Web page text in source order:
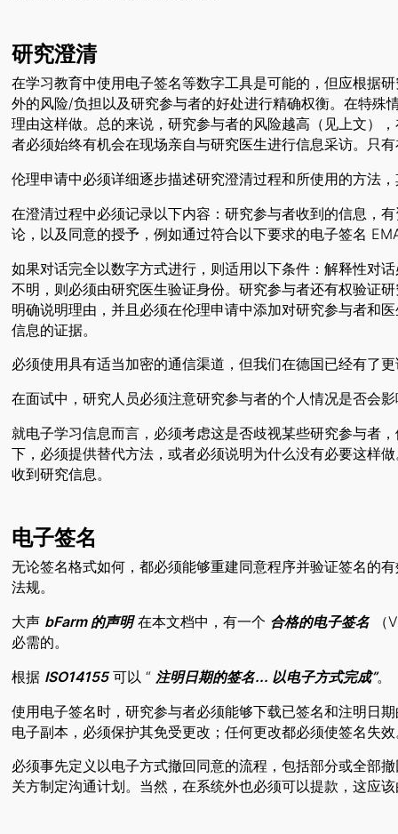
研究澄清
在学习教育中使用电子签名等数字工具是可能的，但应根据
外的风险/负担以及研究参与者的好处进行精确权衡。在特殊
理由这样做。总的来说，研究参与者的风险越高（见上文）
者必须始终有机会在现场亲自与研究医生进行信息采访。只
伦理申请中必须详细逐步描述研究澄清过程和所使用的方法
在澄清过程中必须记录以下内容：研究参与者收到的信息，
论，以及同意的授予，例如通过符合以下要求的电子签名
如果对话完全以数字方式进行，则适用以下条件：解释性对
不明，则必须由研究医生验证身份。研究参与者还有权验证
明确说明理由，并且必须在伦理申请中添加对研究参与者和
信息的证据。
必须使用具有适当加密的通信渠道，但我们在德国已经有了
在面试中，研究人员必须注意研究参与者的个人情况是否会
就电子学习信息而言，必须考虑这是否歧视某些研究参与者
下，必须提供替代方法，或者必须说明为什么没有必要这样
收到研究信息。
电子签名
无论签名格式如何，都必须能够重建同意程序并验证签名的
法规。
大声 bFarm 的声明在本文档中，有一个 合格的电子签名（
必需的。
根据 ISO14155可以 “ 注明日期的签名... 以电子方式完成”。
使用电子签名时，研究参与者必须能够下载已签名和注明日
电子副本，必须保护其免受更改；任何更改都必须使签名失
必须事先定义以电子方式撤回同意的流程，包括部分或全部
关方制定沟通计划。当然，在系统外也必须可以提款，这应